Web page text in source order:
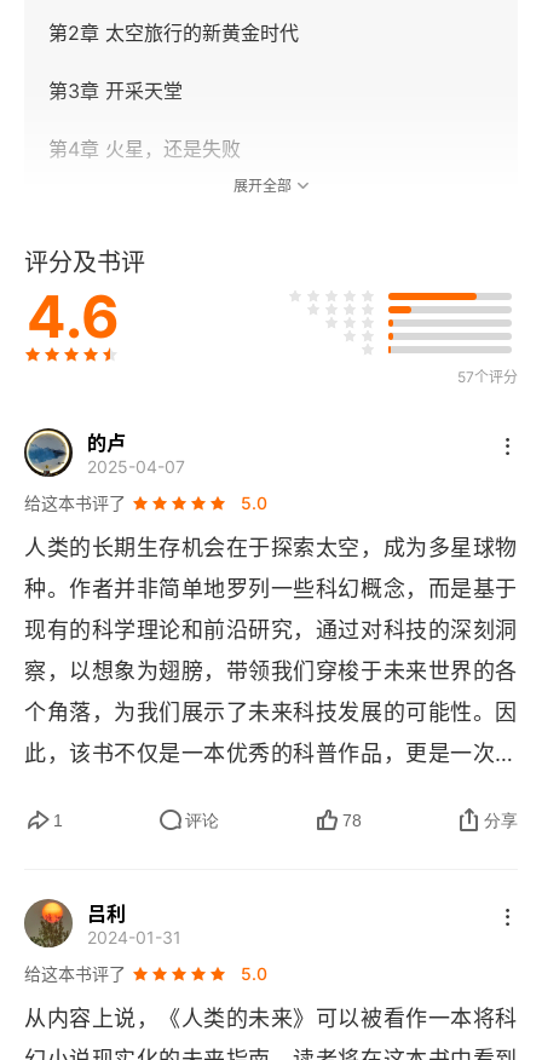
第2章 太空旅行的新黄金时代
第3章 开采天堂
第4章 火星，还是失败
第6章 气体巨行星、彗星和其他
第二部分 星际之旅
第8章 建造一艘星际飞船
第9章 开普勒与行星世界
第三部分 宇宙中的生活
第10章 长生不老
第11章 超人类主义和技术
展开全部
评分及书评
4.6
57个评分
的卢
2025-04-07
给这本书评了
5.0
人类的长期生存机会在于探索太空，成为多星球物
种。作者并非简单地罗列一些科幻概念，而是基于
现有的科学理论和前沿研究，通过对科技的深刻洞
察，以想象为翅膀，带领我们穿梭于未来世界的各
个角落，为我们展示了未来科技发展的可能性。因
此，该书不仅是一本优秀的科普作品，更是一次关
1 评论 78 分享
吕利
2024-01-31
给这本书评了
5.0
从内容上说，《人类的未来》可以被看作一本将科